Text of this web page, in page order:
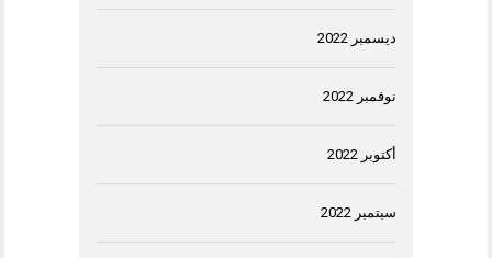
ديسمبر 2022
نوفمبر 2022
أكتوبر 2022
سبتمبر 2022